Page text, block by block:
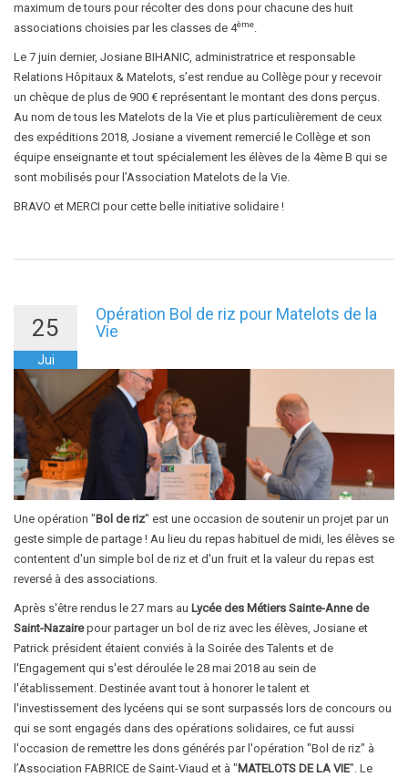
maximum de tours pour récolter des dons pour chacune des huit
associations choisies par les classes de 4ème.
Le 7 juin dernier, Josiane BIHANIC, administratrice et responsable
Relations Hôpitaux & Matelots, s’est rendue au Collège pour y recevoir
un chèque de plus de 900 € représentant le montant des dons perçus.
Au nom de tous les Matelots de la Vie et plus particulièrement de ceux
des expéditions 2018, Josiane a vivement remercié le Collège et son
équipe enseignante et tout spécialement les élèves de la 4ème B qui se
sont mobilisés pour l’Association Matelots de la Vie.
BRAVO et MERCI pour cette belle initiative solidaire !
25
Jui
Opération Bol de riz pour Matelots de la
Vie
Une opération "Bol de riz" est une occasion de soutenir un projet par un
geste simple de partage ! Au lieu du repas habituel de midi, les élèves se
contentent d'un simple bol de riz et d'un fruit et la valeur du repas est
reversé à des associations.
Après s'être rendus le 27 mars au Lycée des Métiers Sainte-Anne de
Saint-Nazairepour partager un bol de riz avec les élèves, Josiane et
Patrick président étaient conviés à la Soirée des Talents et de
l'Engagement qui s'est déroulée le 28 mai 2018 au sein de
l'établissement. Destinée avant tout à honorer le talent et
l'investissement des lycéens qui se sont surpassés lors de concours ou
qui se sont engagés dans des opérations solidaires, ce fut aussi
l'occasion de remettre les dons générés par l'opération "Bol de riz" à
l’Association FABRICE de Saint-Viaud et à " MATELOTS DE LA VIE". Le